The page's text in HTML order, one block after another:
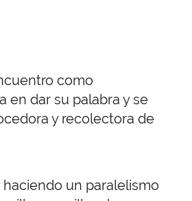
como
en dar su palabra y se
y recolectora de
haciendo un paralelismo